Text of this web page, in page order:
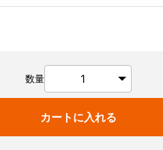
数量
カートに入れる